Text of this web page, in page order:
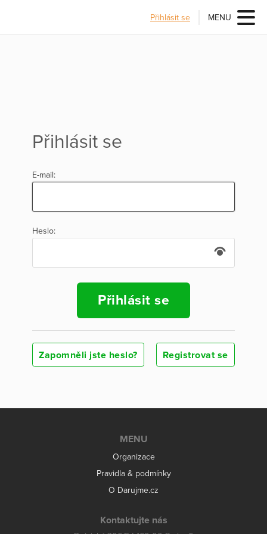
Přihlásit se MENU
Přihlásit se
E-mail:
Heslo:
Přihlásit se
Zapomněli jste heslo? Registrovat se
MENU
Organizace
Pravidla & podmínky
O Darujme.cz
Kontaktujte nás